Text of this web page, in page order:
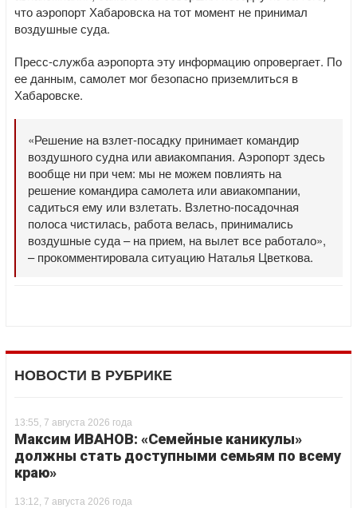
что аэропорт Хабаровска на тот момент не принимал
воздушные суда.
Пресс-служба аэропорта эту информацию опровергает. По
ее данным, самолет мог безопасно приземлиться в
Хабаровске.
«Решение на взлет-посадку принимает командир
воздушного судна или авиакомпания. Аэропорт здесь
вообще ни при чем: мы не можем повлиять на
решение командира самолета или авиакомпании,
садиться ему или взлетать. Взлетно-посадочная
полоса чистилась, работа велась, принимались
воздушные суда – на прием, на вылет все работало»,
– прокомментировала ситуацию Наталья Цветкова.
НОВОСТИ В РУБРИКЕ
13:55, 7 августа 2026 года
Максим ИВАНОВ: «Семейные каникулы»
должны стать доступными семьям по всему
краю»
13:12, 7 августа 2026 года